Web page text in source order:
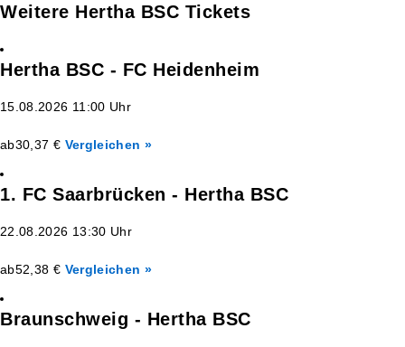
Weitere Hertha BSC Tickets
Hertha BSC - FC Heidenheim
15.08.2026 11:00 Uhr
ab30,37 € Vergleichen »
1. FC Saarbrücken - Hertha BSC
22.08.2026 13:30 Uhr
ab52,38 € Vergleichen »
Braunschweig - Hertha BSC